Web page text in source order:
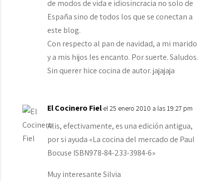
de modos de vida e idiosincracia no solo de
España sino de todos los que se conectan a
este blog.
Con respecto al pan de navidad, a mi marido
y a mis hijos les encanto. Por suerte. Saludos.
Sin querer hice cocina de autor. jajajaja
El Cocinero Fiel el 25 enero 2010 a las 19:27 pm
Alis, efectivamente, es una edición antigua,
por si ayuda «La cocina del mercado de Paul
Bocuse ISBN978-84-233-3984-6»
Muy interesante Silvia